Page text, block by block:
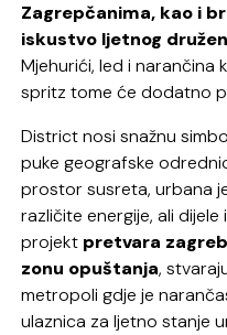
Zagrepčanima, kao i
iskustvo ljetnog
Mjehurići, led i narančina
spritz tome će dodatno
District nosi snažnu
puke geografske
prostor susreta, urbana
različite energije, ali
projekt pretvara
zonu opuštanja,
metropoli gdje je
ulaznica za ljetno stanje